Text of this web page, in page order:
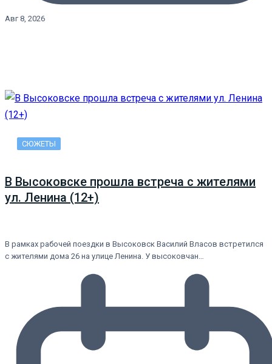
Авг 8, 2026
СЮЖЕТЫ
В Высоковске прошла встреча с жителями
ул. Ленина (12+)
В рамках рабочей поездки в Высоковск Василий Власов встретился
с жителями дома 26 на улице Ленина. У высоковчан…